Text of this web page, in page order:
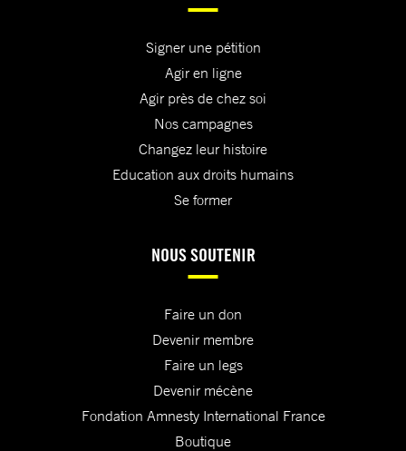
Signer une pétition
Agir en ligne
Agir près de chez soi
Nos campagnes
Changez leur histoire
Education aux droits humains
Se former
NOUS SOUTENIR
Faire un don
Devenir membre
Faire un legs
Devenir mécène
Fondation Amnesty International France
Boutique